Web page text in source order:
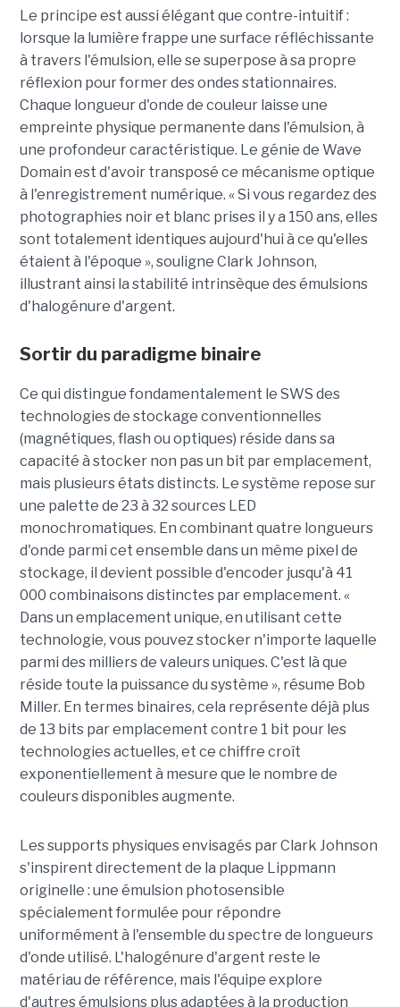
Le principe est aussi élégant que contre-intuitif :
lorsque la lumière frappe une surface réfléchissante
à travers l'émulsion, elle se superpose à sa propre
réflexion pour former des ondes stationnaires.
Chaque longueur d'onde de couleur laisse une
empreinte physique permanente dans l'émulsion, à
une profondeur caractéristique. Le génie de Wave
Domain est d'avoir transposé ce mécanisme optique
à l'enregistrement numérique. « Si vous regardez des
photographies noir et blanc prises il y a 150 ans, elles
sont totalement identiques aujourd'hui à ce qu'elles
étaient à l'époque », souligne Clark Johnson,
illustrant ainsi la stabilité intrinsèque des émulsions
d'halogénure d'argent.
Sortir du paradigme binaire
Ce qui distingue fondamentalement le SWS des
technologies de stockage conventionnelles
(magnétiques, flash ou optiques) réside dans sa
capacité à stocker non pas un bit par emplacement,
mais plusieurs états distincts. Le système repose sur
une palette de 23 à 32 sources LED
monochromatiques. En combinant quatre longueurs
d'onde parmi cet ensemble dans un même pixel de
stockage, il devient possible d'encoder jusqu'à 41
000 combinaisons distinctes par emplacement. «
Dans un emplacement unique, en utilisant cette
technologie, vous pouvez stocker n'importe laquelle
parmi des milliers de valeurs uniques. C'est là que
réside toute la puissance du système », résume Bob
Miller. En termes binaires, cela représente déjà plus
de 13 bits par emplacement contre 1 bit pour les
technologies actuelles, et ce chiffre croît
exponentiellement à mesure que le nombre de
couleurs disponibles augmente.
Les supports physiques envisagés par Clark Johnson
s'inspirent directement de la plaque Lippmann
originelle : une émulsion photosensible
spécialement formulée pour répondre
uniformément à l'ensemble du spectre de longueurs
d'onde utilisé. L'halogénure d'argent reste le
matériau de référence, mais l'équipe explore
d'autres émulsions plus adaptées à la production